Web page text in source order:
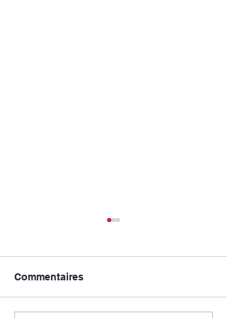
Commentaires